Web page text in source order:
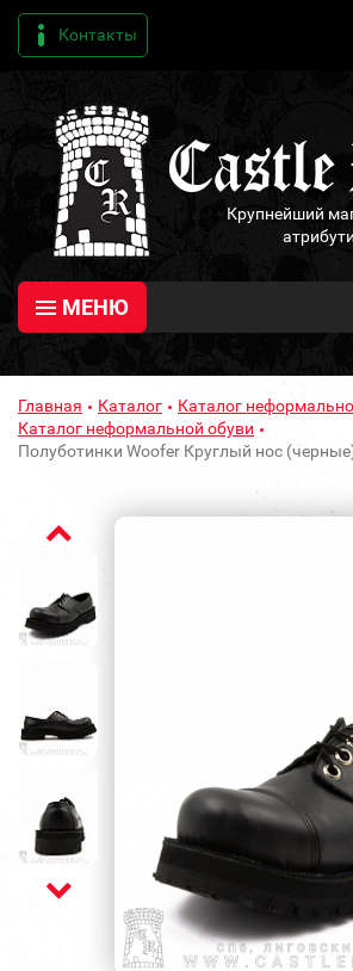
Контакты
Крупнейший
МЕНЮ
Главная Каталог
Каталог
Каталог неформальной обуви
Полуботинки Woofer Круглый нос